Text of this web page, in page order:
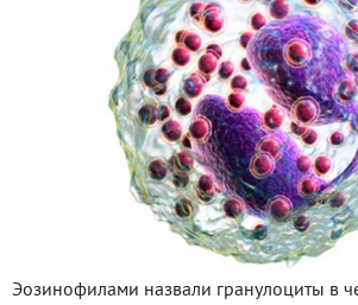
Эозинофилами назвали гранулоциты в